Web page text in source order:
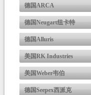
德国ARCA
德国Neugart纽卡特
德国Alluris
美国RK Industries
美国Weber韦伯
德国Seepex西派克